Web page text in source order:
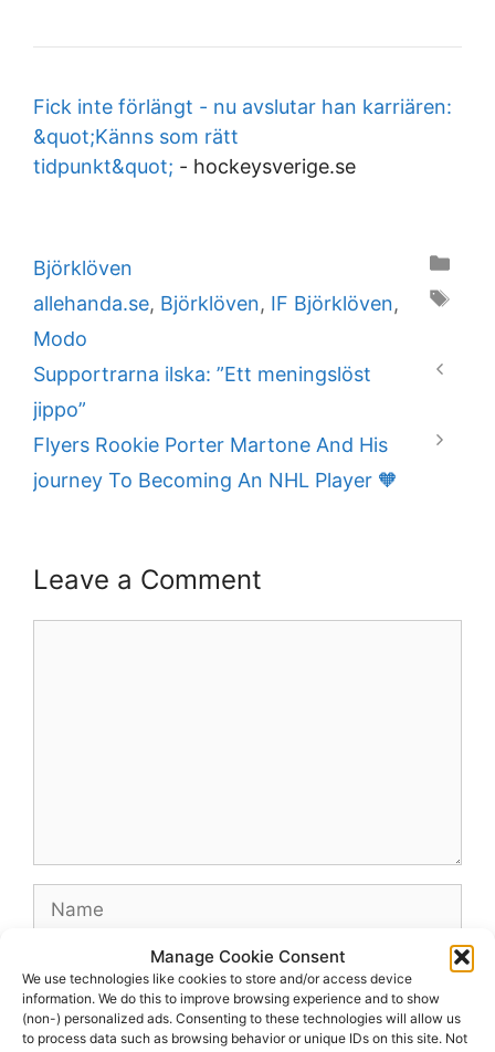
Manage Cookie Consent
We use technologies like cookies to store and/or access device
information. We do this to improve browsing experience and to show
(non-) personalized ads. Consenting to these technologies will allow us
to process data such as browsing behavior or unique IDs on this site. Not
Fick inte förlängt - nu avslutar han karriären:
&quot;Känns som rätt
tidpunkt&quot; - hockeysverige.se
Categories
Björklöven
Tags
allehanda.se, Björklöven, IF Björklöven,
Modo
Supportrarna ilska: ”Ett meningslöst
jippo”
Flyers Rookie Porter Martone And His
journey To Becoming An NHL Player 🧡
Leave a Comment
Name
Website